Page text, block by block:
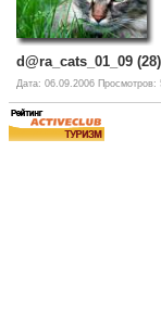
d@ra_cats_01_09 (28)
Дата: 06.09.2006 Просмотров: